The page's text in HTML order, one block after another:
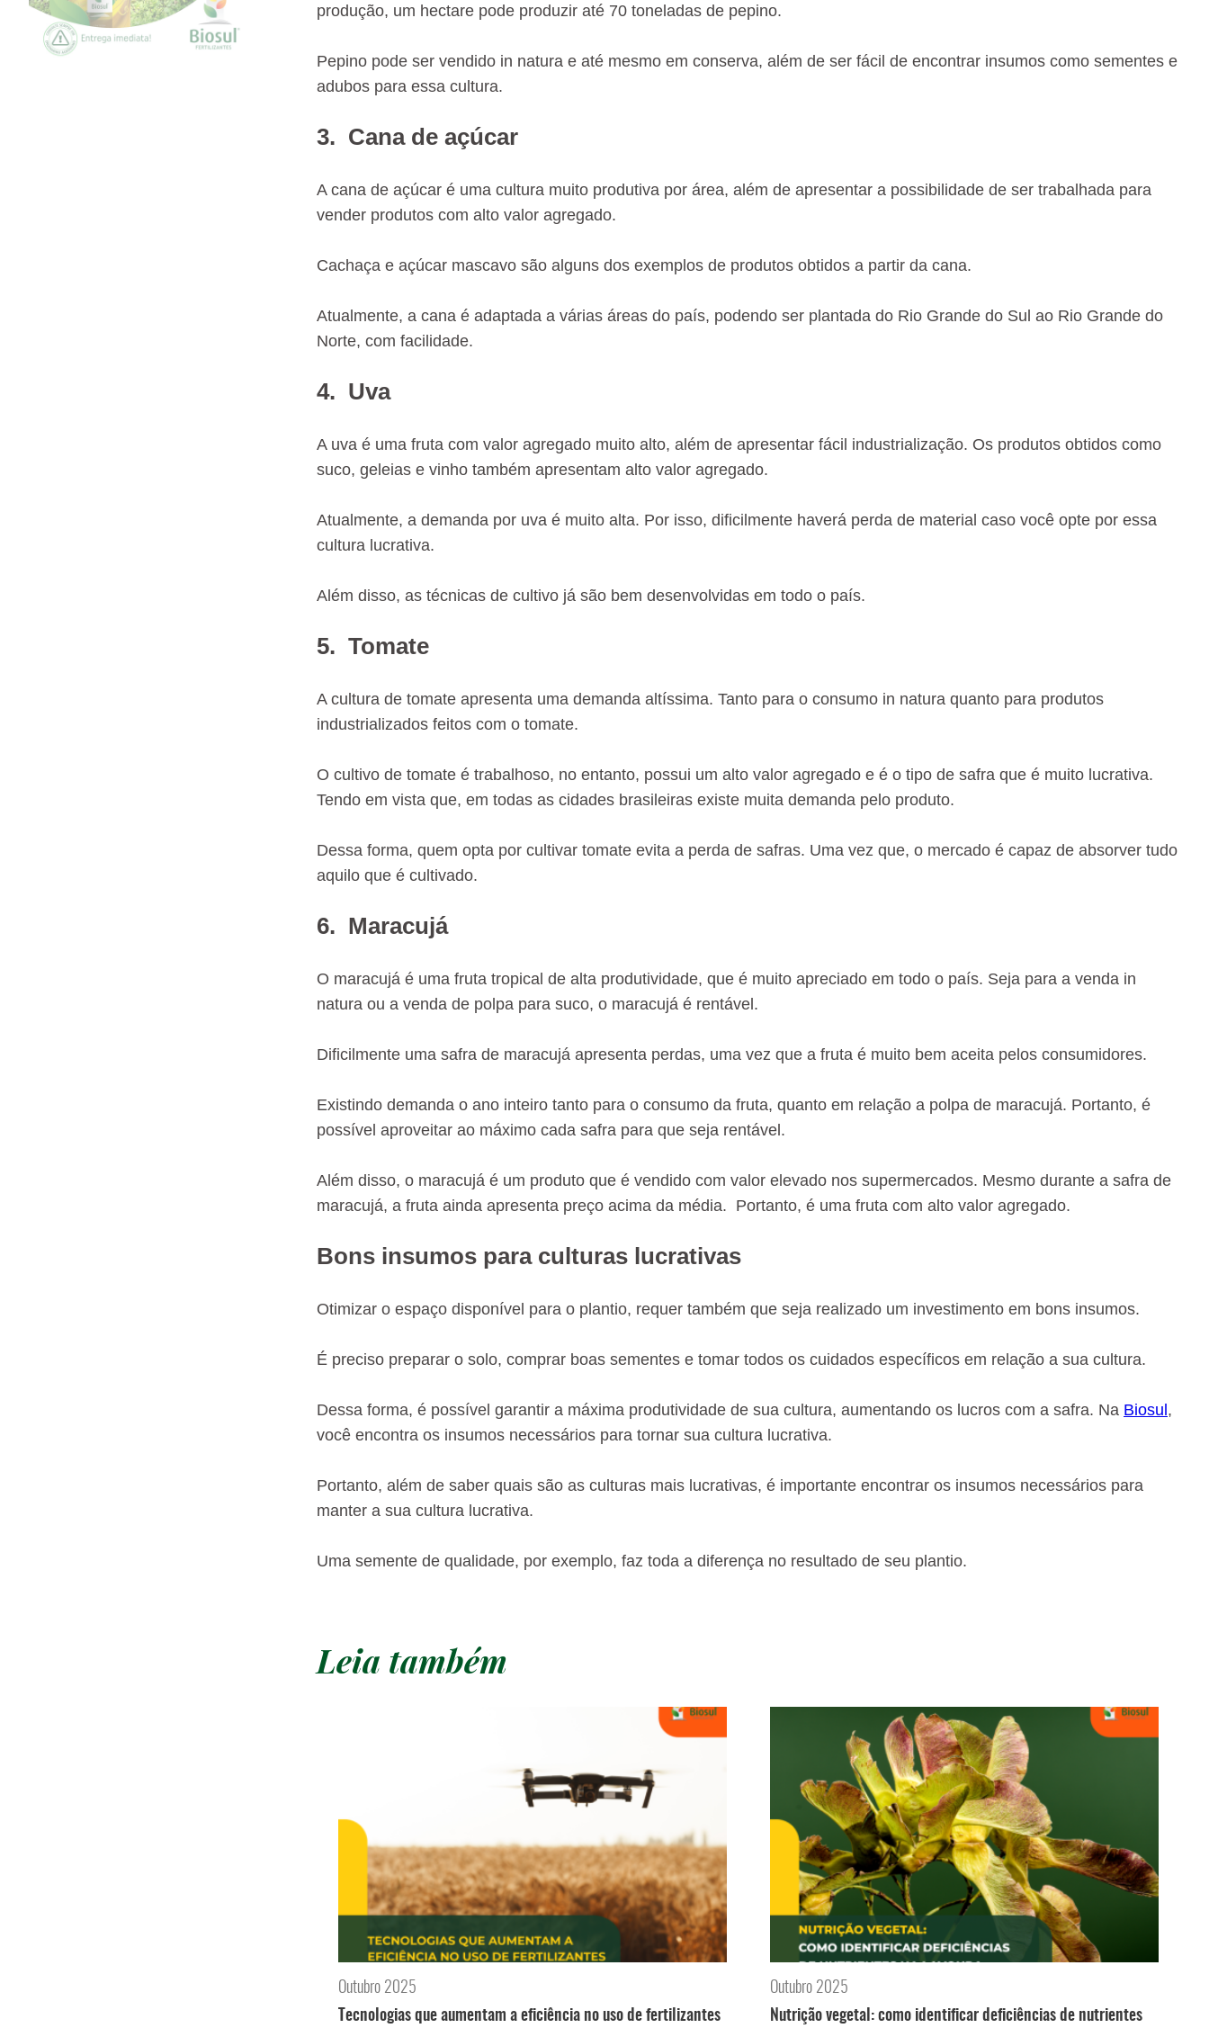
produção, um hectare pode produzir até 70 toneladas de pepino.
Pepino pode ser vendido in natura e até mesmo em conserva, além de ser fácil de encontrar insumos como sementes e
adubos para essa cultura.
3. Cana de açúcar
A cana de açúcar é uma cultura muito produtiva por área, além de apresentar a possibilidade de ser trabalhada para
vender produtos com alto valor agregado.
Cachaça e açúcar mascavo são alguns dos exemplos de produtos obtidos a partir da cana.
Atualmente, a cana é adaptada a várias áreas do país, podendo ser plantada do Rio Grande do Sul ao Rio Grande do
Norte, com facilidade.
4. Uva
A uva é uma fruta com valor agregado muito alto, além de apresentar fácil industrialização. Os produtos obtidos como
suco, geleias e vinho também apresentam alto valor agregado.
Atualmente, a demanda por uva é muito alta. Por isso, dificilmente haverá perda de material caso você opte por essa
cultura lucrativa.
Além disso, as técnicas de cultivo já são bem desenvolvidas em todo o país.
5. Tomate
A cultura de tomate apresenta uma demanda altíssima. Tanto para o consumo in natura quanto para produtos
industrializados feitos com o tomate.
O cultivo de tomate é trabalhoso, no entanto, possui um alto valor agregado e é o tipo de safra que é muito lucrativa.
Tendo em vista que, em todas as cidades brasileiras existe muita demanda pelo produto.
Dessa forma, quem opta por cultivar tomate evita a perda de safras. Uma vez que, o mercado é capaz de absorver tudo
aquilo que é cultivado.
6. Maracujá
O maracujá é uma fruta tropical de alta produtividade, que é muito apreciado em todo o país. Seja para a venda in
natura ou a venda de polpa para suco, o maracujá é rentável.
Dificilmente uma safra de maracujá apresenta perdas, uma vez que a fruta é muito bem aceita pelos consumidores.
Existindo demanda o ano inteiro tanto para o consumo da fruta, quanto em relação a polpa de maracujá. Portanto, é
possível aproveitar ao máximo cada safra para que seja rentável.
Além disso, o maracujá é um produto que é vendido com valor elevado nos supermercados. Mesmo durante a safra de
maracujá, a fruta ainda apresenta preço acima da média. Portanto, é uma fruta com alto valor agregado.
Bons insumos para culturas lucrativas
Otimizar o espaço disponível para o plantio, requer também que seja realizado um investimento em bons insumos.
É preciso preparar o solo, comprar boas sementes e tomar todos os cuidados específicos em relação a sua cultura.
Dessa forma, é possível garantir a máxima produtividade de sua cultura, aumentando os lucros com a safra. Na Biosul,
você encontra os insumos necessários para tornar sua cultura lucrativa.
Portanto, além de saber quais são as culturas mais lucrativas, é importante encontrar os insumos necessários para
manter a sua cultura lucrativa.
Uma semente de qualidade, por exemplo, faz toda a diferença no resultado de seu plantio.
Leia também
Outubro 2025
Tecnologias que aumentam a eficiência no uso de fertilizantes
Outubro 2025
Nutrição vegetal: como identificar deficiências de nutrientes